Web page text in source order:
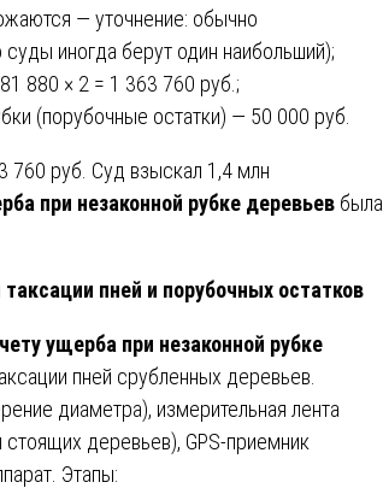
— уточнение: обычно
иногда берут один наибольший);
880 × 2 = 1 363 760 руб.;
(порубочные остатки) — 50 000 руб.
760 руб. Суд взыскал 1,4 млн
при незаконной рубке деревьев была
пней и порубочных остатков
ущерба при незаконной рубке
пней срубленных деревьев.
диаметра), измерительная лента
деревьев), GPS-приемник
Этапы: